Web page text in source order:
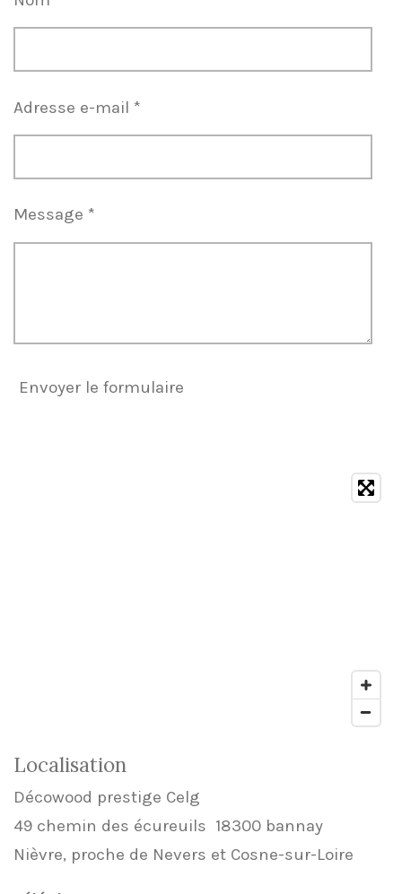
Adresse e-mail *
Message *
Envoyer le formulaire
Localisation
Décowood prestige Celg
49 chemin des écureuils 18300 bannay
Nièvre, proche de Nevers et Cosne-sur-Loire